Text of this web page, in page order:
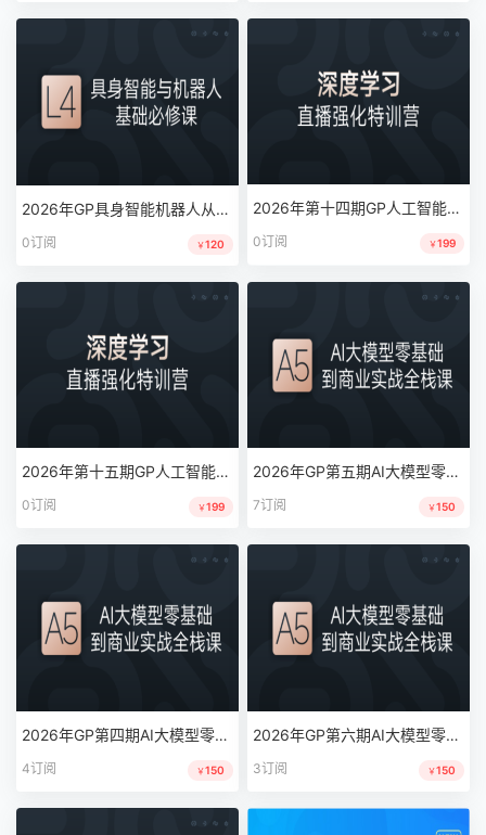
2026年GP具身智能机器人从入门到产业应用完结
0订阅 ￥120
2026年第十四期GP人工智能深度学习系统班|MP4|完结|MP4
0订阅 ￥199
2026年第十五期GP人工智能深度学习系统班|MP4|完结|MP4
0订阅 ￥199
2026年GP第五期AI大模型零基础到商业实战全栈课|完结|MP4
7订阅 ￥150
2026年GP第四期AI大模型零基础到商业实战全栈课|完结|MP4
4订阅 ￥150
2026年GP第六期AI大模型零基础到商业实战全栈课|完结|MP4
3订阅 ￥150